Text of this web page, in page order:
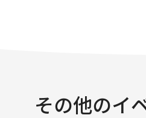
その他のイ